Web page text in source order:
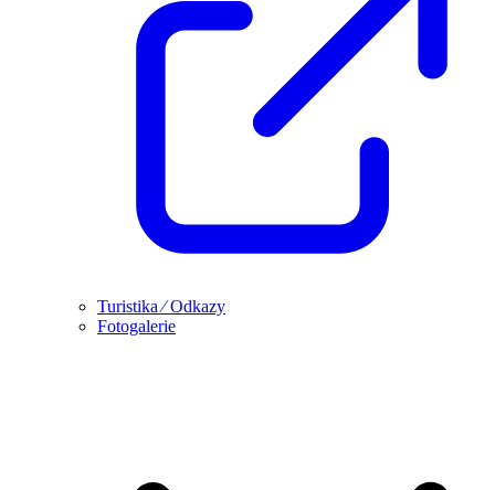
Turistika ⁄ Odkazy
Fotogalerie